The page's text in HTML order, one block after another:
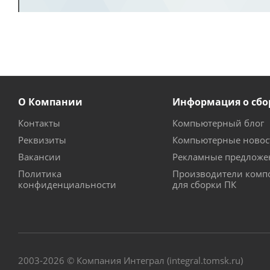
О Компании
Контакты
Реквизиты
Вакансии
Политика
конфиденциальности
Информация о
Компьютерный блог
Компьютерные
Рекламные
Производители
для сборки ПК
2003-2026 © Компания Интеграл (integral.tomsk.ru)